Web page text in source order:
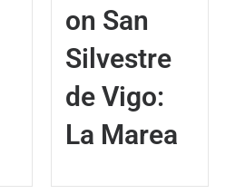
on San
Silvestre
de Vigo:
La Marea